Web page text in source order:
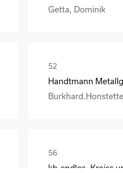
Getta, Dominik